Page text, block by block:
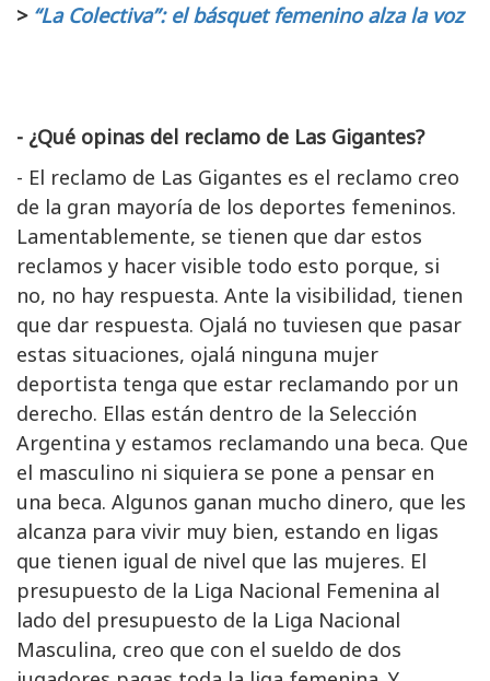
> “La Colectiva”: el básquet femenino alza la voz
- ¿Qué opinas del reclamo de Las Gigantes?
- El reclamo de Las Gigantes es el reclamo creo
de la gran mayoría de los deportes femeninos.
Lamentablemente, se tienen que dar estos
reclamos y hacer visible todo esto porque, si
no, no hay respuesta. Ante la visibilidad, tienen
que dar respuesta. Ojalá no tuviesen que pasar
estas situaciones, ojalá ninguna mujer
deportista tenga que estar reclamando por un
derecho. Ellas están dentro de la Selección
Argentina y estamos reclamando una beca. Que
el masculino ni siquiera se pone a pensar en
una beca. Algunos ganan mucho dinero, que les
alcanza para vivir muy bien, estando en ligas
que tienen igual de nivel que las mujeres. El
presupuesto de la Liga Nacional Femenina al
lado del presupuesto de la Liga Nacional
Masculina, creo que con el sueldo de dos